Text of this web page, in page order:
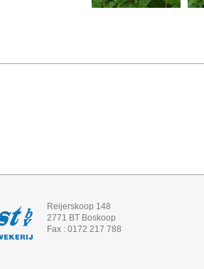
Reijerskoop 148
2771 BT Boskoop
Fax : 0172 217 788